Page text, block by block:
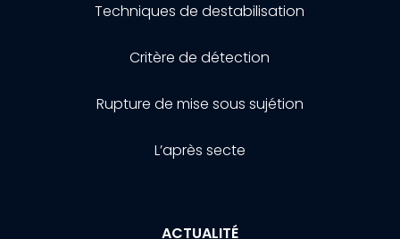
Techniques de destabilisation
Critère de détection
Rupture de mise sous sujétion
L’après secte
ACTUALITÉ